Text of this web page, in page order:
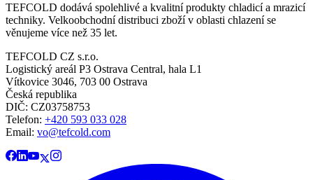
TEFCOLD dodává spolehlivé a kvalitní produkty chladicí a mrazicí
techniky. Velkoobchodní distribuci zboží v oblasti chlazení se
věnujeme více než 35 let.
TEFCOLD CZ s.r.o.
Logistický areál P3 Ostrava Central, hala L1
Vítkovice 3046, 703 00 Ostrava
Česká republika
DIČ: CZ03758753​​​​​​
Telefon: +420 593 033 028
Email: vo@tefcold.com